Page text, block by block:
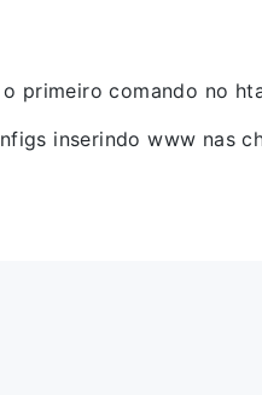
primeiro comando no
inserindo www nas